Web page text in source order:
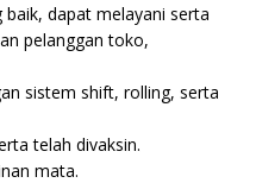
dapat melayani serta
pelanggan toko,
sistem shift, rolling, serta
telah divaksin.
mata.